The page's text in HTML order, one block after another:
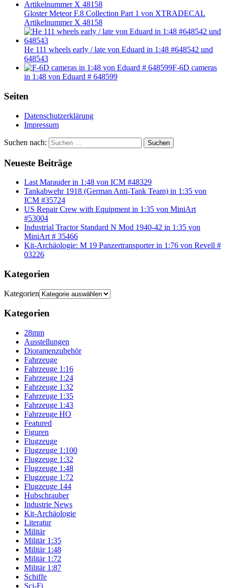
Gloster Meteor F.8 Collection Part 1 von XTRADECAL
Artikelnummer X 48158
He 111 wheels early / late von Eduard in 1:48 #648542 und
648543
F-6D cameras
in 1:48 von Eduard # 648599
Seiten
Datenschutzerklärung
Impressum
Suchen nach: Suchen
Neueste Beiträge
Last Marauder in 1:48 von ICM #48329
Tankabwehr 1918 (German Anti-Tank Team) in 1:35 von
ICM #35724
US Repair Crew with Equipment in 1:35 von MiniArt
#53004
Industrial Tractor Standard N Mod 1940-42 in 1:35 von
MiniArt # 35466
Kit-Archäologie: M 19 Panzertransporter in 1:76 von Revell #
03226
Kategorien
Kategorien
Kategorien
28mm
Ausstellungen
Dioramenzubehör
Fahrzeuge
Fahrzeuge 1:16
Fahrzeuge 1:24
Fahrzeuge 1:32
Fahrzeuge 1:35
Fahrzeuge 1:43
Fahrzeuge HO
Featured
Figuren
Flugzeuge
Flugzeuge 1:100
Flugzeuge 1:32
Flugzeuge 1:48
Flugzeuge 1:72
Flugzeuge 144
Hubschrauber
Industrie News
Kit-Archäologie
Literatur
Militär
Militär 1:35
Militär 1:48
Militär 1:72
Militär 1:87
Schiffe
Sci-Fi